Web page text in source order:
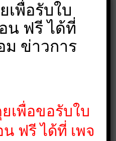
พื่อรับใบ
น ฟรี ได้ที่
ม ข่าวการ
เพื่อขอรับใบ
ฟรี ได้ที่ เพจ